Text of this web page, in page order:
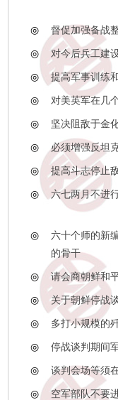
◎ 督促加强备战
◎ 对今后兵工建
◎ 提高军事训练
◎ 对美英军在几
◎ 坚决阻敌于金
◎ 必须增强反坦
◎ 提高斗志停止
◎ 六七两月不进
◎
六十个师的新
的骨干
◎ 请会商朝鲜和
◎ 关于朝鲜停战
◎ 多打小规模的
◎ 停战谈判期间
◎ 谈判会场等须
◎ 空军部队不要